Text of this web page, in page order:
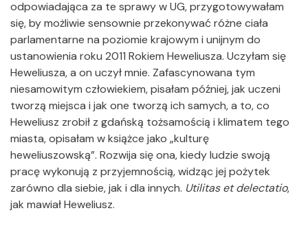
odpowiadająca za te sprawy w UG, przygotowywałam
się, by możliwie sensownie przekonywać różne ciała
parlamentarne na poziomie krajowym i unijnym do
ustanowienia roku 2011 Rokiem Heweliusza. Uczyłam się
Heweliusza, a on uczył mnie. Zafascynowana tym
niesamowitym człowiekiem, pisałam później, jak uczeni
tworzą miejsca i jak one tworzą ich samych, a to, co
Heweliusz zrobił z gdańską tożsamością i klimatem tego
miasta, opisałam w książce jako „kulturę
heweliuszowską”. Rozwija się ona, kiedy ludzie swoją
pracę wykonują z przyjemnością, widząc jej pożytek
zarówno dla siebie, jak i dla innych. Utilitas et delectatio,
jak mawiał Heweliusz.